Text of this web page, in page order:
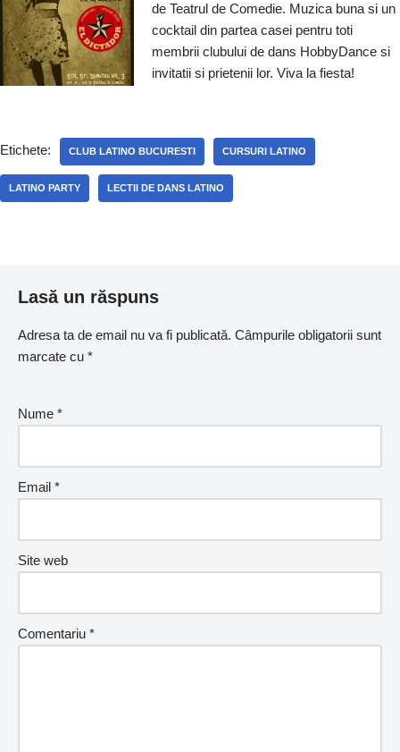
b
o
o
dI
n
t
A
p
p
a
m
Li
n
k
a
z
ă
de Teatrul de Comedie. Muzica buna si un
cocktail din partea casei pentru toti
membrii clubului de dans HobbyDance si
invitatii si prietenii lor. Viva la fiesta!
Etichete: CLUB LATINO BUCURESTI CURSURI LATINO
LATINO PARTY LECTII DE DANS LATINO
Lasă un răspuns
Adresa ta de email nu va fi publicată. Câmpurile obligatorii sunt
marcate cu *
Nume *
Email *
Site web
Comentariu *